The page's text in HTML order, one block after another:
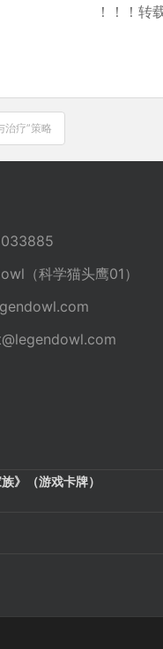
！！！转
治疗”策略
科学猫头鹰01）
》（游戏卡牌）